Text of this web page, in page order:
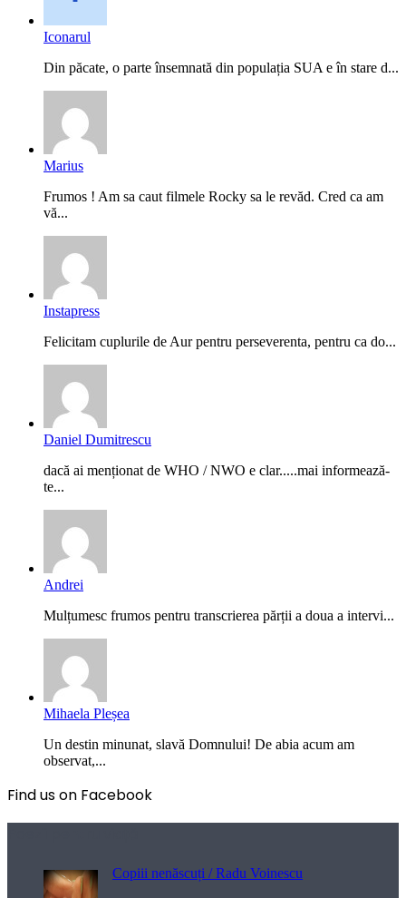
Iconarul
Din păcate, o parte însemnată din populația SUA e în stare d...
Marius
Frumos ! Am sa caut filmele Rocky sa le revăd. Cred ca am
vă...
Instapress
Felicitam cuplurile de Aur pentru perseverenta, pentru ca do...
Daniel Dumitrescu
dacă ai menționat de WHO / NWO e clar.....mai informează-
te...
Andrei
Mulțumesc frumos pentru transcrierea părții a doua a intervi...
Mihaela Pleșea
Un destin minunat, slavă Domnului! De abia acum am
observat,...
Find us on Facebook
Copiii nenăscuți / Radu Voinescu